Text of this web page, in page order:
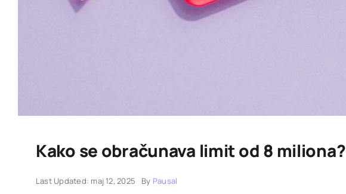
Kako se obračunava limit od 8 miliona?
Last Updated: maj 12, 2025 By Pausal